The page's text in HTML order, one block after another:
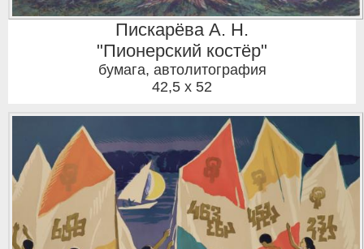
Пискарёва А. Н.
"Пионерский костёр"
бумага, автолитография
42,5 x 52